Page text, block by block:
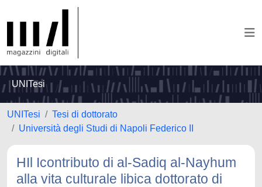
UNITesi
UNITesi
Tesi di dottorato
Università degli Studi di Napoli Federico II
HIl Icontributo di al-Sadiq al-Nayhum
alla vita culturale libica dottorato di